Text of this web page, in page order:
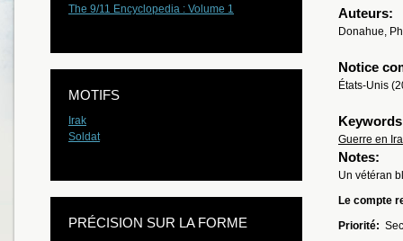
Auteurs:
Donahue,
Notice
États-Unis
Guerre en
Notes:
Un vétéran
Le compte
Priorité:
The 9/11 Encyclopedia : Volume 1
MOTIFS
Irak
Soldat
PRÉCISION SUR LA FORME